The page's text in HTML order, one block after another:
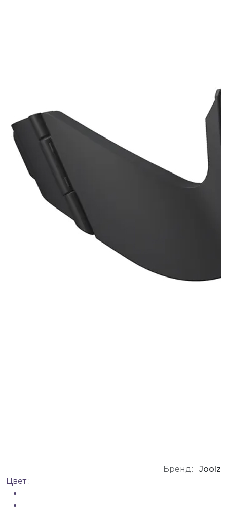
Бренд:
Joolz
Цвет :